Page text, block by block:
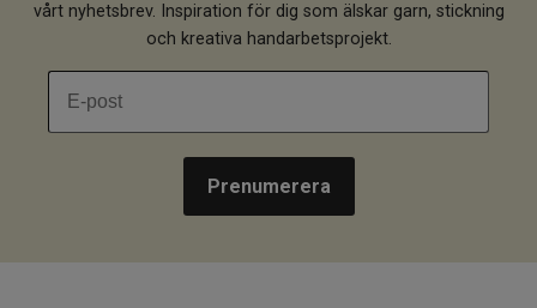
vårt nyhetsbrev. Inspiration för dig som älskar garn, stickning
och kreativa handarbetsprojekt.
Prenumerera